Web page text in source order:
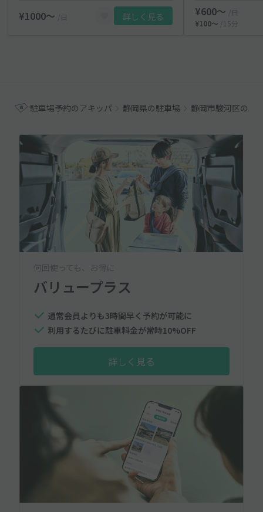
¥1000〜 /日 詳しく見る ¥600〜
/日
¥100〜
/15分
駐車場予約のアキッパ 静岡県の駐車場 静岡市駿河区の駐
何回使っても、お得に
バリュープラス
通常会員よりも3時間早く予約が可能に
利用するたびに駐車料金が常時10%OFF
詳しく見る